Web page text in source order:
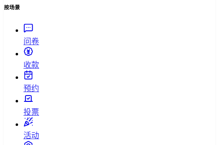
按场景
问卷
收款
预约
投票
活动